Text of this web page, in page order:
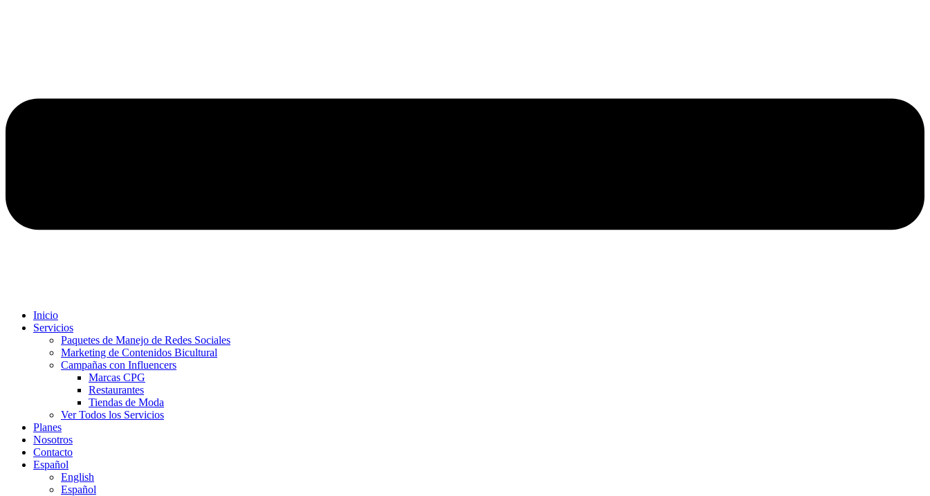
Inicio
Servicios
Paquetes de Manejo de Redes Sociales
Marketing de Contenidos Bicultural
Campañas con Influencers
Marcas CPG
Restaurantes
Tiendas de Moda
Ver Todos los Servicios
Planes
Nosotros
Contacto
Español
English
Español